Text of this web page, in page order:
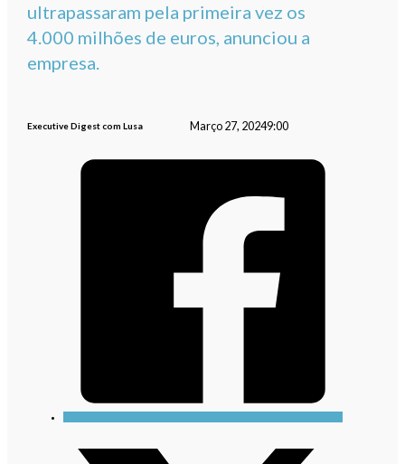
ultrapassaram pela primeira vez os
4.000 milhões de euros, anunciou a
empresa.
Executive Digest com Lusa Março 27, 20249:00